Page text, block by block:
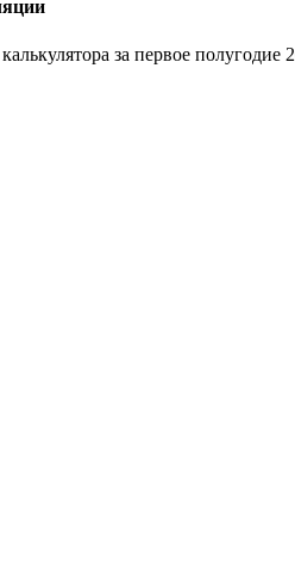
за первое полугодие